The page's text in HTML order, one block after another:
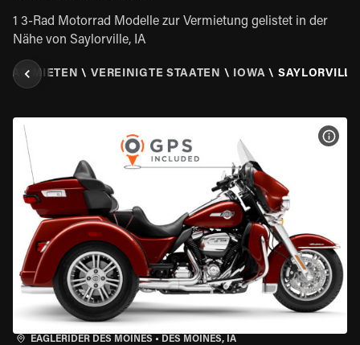
1 3-Rad Motorrad Modelle zur Vermietung gelistet in der
Nähe von Saylorville, IA
MIETEN \ VEREINIGTE STAATEN \ IOWA \
EAGLERIDER DES MOINES • DES MOINES, IA